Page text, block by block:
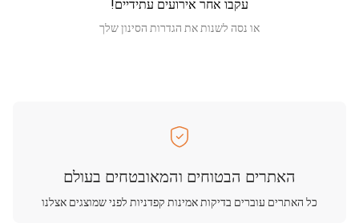
עקבו אחר אירועים עתידיים!
או נסה לשנות את הגדרות הסינון שלך
האתרים הבטוחים והמאובטחים בעולם
כל האתרים עוברים בדיקות אמינות קפדניות לפני שמוצגים אצלנו